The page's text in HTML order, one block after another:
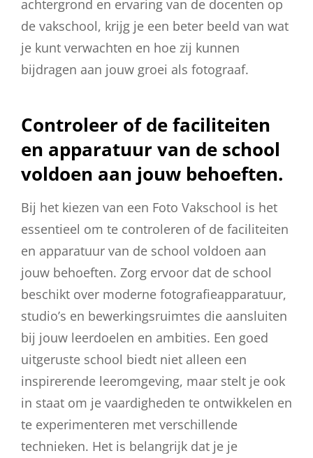
achtergrond en ervaring van de docenten op
de vakschool, krijg je een beter beeld van wat
je kunt verwachten en hoe zij kunnen
bijdragen aan jouw groei als fotograaf.
Controleer of de faciliteiten
en apparatuur van de school
voldoen aan jouw behoeften.
Bij het kiezen van een Foto Vakschool is het
essentieel om te controleren of de faciliteiten
en apparatuur van de school voldoen aan
jouw behoeften. Zorg ervoor dat de school
beschikt over moderne fotografieapparatuur,
studio’s en bewerkingsruimtes die aansluiten
bij jouw leerdoelen en ambities. Een goed
uitgeruste school biedt niet alleen een
inspirerende leeromgeving, maar stelt je ook
in staat om je vaardigheden te ontwikkelen en
te experimenteren met verschillende
technieken. Het is belangrijk dat je je